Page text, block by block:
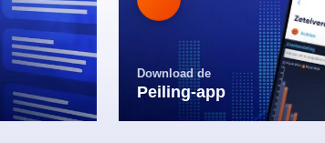
Download de
Peiling-app